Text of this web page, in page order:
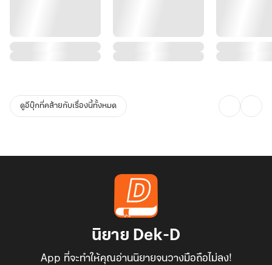
ดูอีบุ๊กที่คล้ายกับเรื่องนี้ทั้งหมด
นิยาย Dek-D
App ที่จะทำให้คุณอ่านนิยายจนวางมือถือไม่ลง!